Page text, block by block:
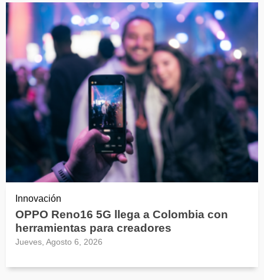
Innovación
OPPO Reno16 5G llega a Colombia con
herramientas para creadores
Jueves, Agosto 6, 2026